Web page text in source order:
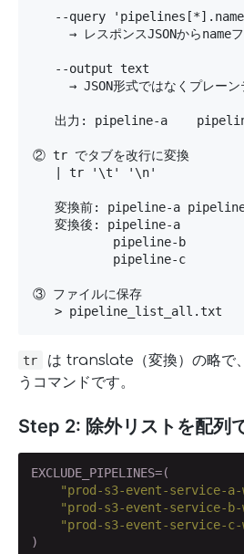
--query
→ レスポンスJSONからname
   --output text
→ JSON形式ではなくプレーン
出力: pipeline-a
② tr でタブを改行に変換
   | tr '\t' '\n'
変換前: pipeline-a
   変換後: pipeline-a
           pipeline-b
           pipeline-c
③ ファイルに保存
   > pipeline_list_all.txt
tr
は translate（変換）の略で
うコマンドです。
Step 2: 除外リストを配列
EXCLUDE_PIPELINES=(
"prod-s3-event-service-
"prod-s3-event-service-
"prod-s3-event-service-
)